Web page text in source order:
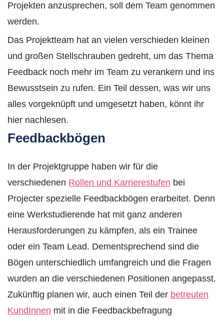
Projekten anzusprechen, soll dem Team genommen
werden.
Das Projektteam hat an vielen verschieden kleinen
und großen Stellschrauben gedreht, um das Thema
Feedback noch mehr im Team zu verankern und ins
Bewusstsein zu rufen. Ein Teil dessen, was wir uns
alles vorgeknüpft und umgesetzt haben, könnt ihr
hier nachlesen.
Feedbackbögen
In der Projektgruppe haben wir für die
verschiedenen Rollen und Karrierestufen bei
Projecter spezielle Feedbackbögen erarbeitet. Denn
eine Werkstudierende hat mit ganz anderen
Herausforderungen zu kämpfen, als ein Trainee
oder ein Team Lead. Dementsprechend sind die
Bögen unterschiedlich umfangreich und die Fragen
wurden an die verschiedenen Positionen angepasst.
Zukünftig planen wir, auch einen Teil der betreuten
KundInnen mit in die Feedbackbefragung